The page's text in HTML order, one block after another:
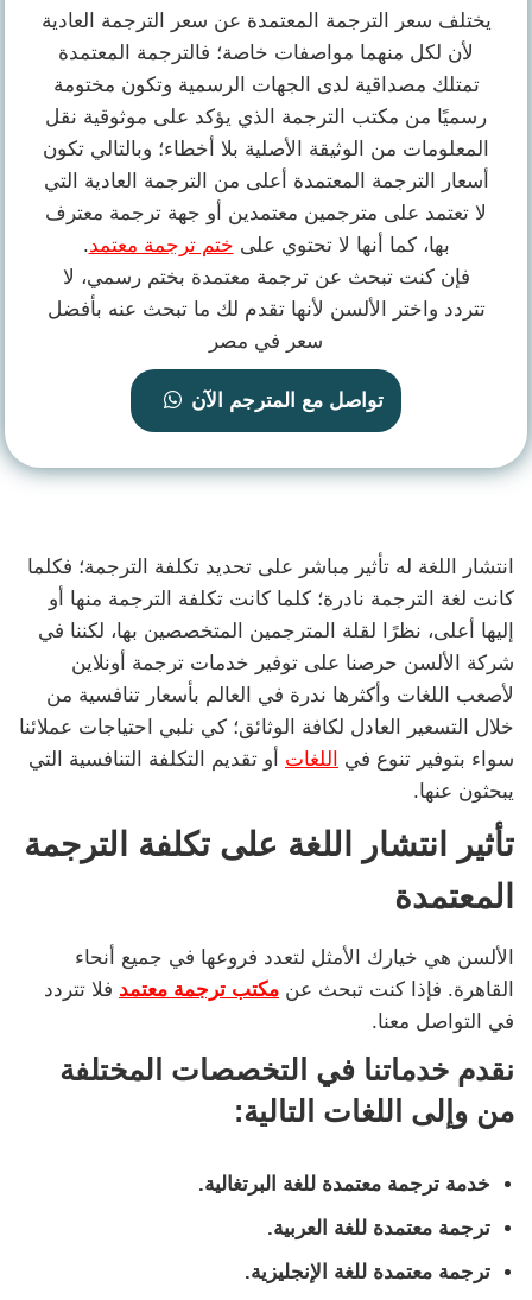
يختلف سعر الترجمة المعتمدة عن سعر الترجمة العادية
لأن لكل منهما مواصفات خاصة؛ فالترجمة المعتمدة
تمتلك مصداقية لدى الجهات الرسمية وتكون مختومة
رسميًا من مكتب الترجمة الذي يؤكد على موثوقية نقل
المعلومات من الوثيقة الأصلية بلا أخطاء؛ وبالتالي تكون
أسعار الترجمة المعتمدة أعلى من الترجمة العادية التي
لا تعتمد على مترجمين معتمدين أو جهة ترجمة معترف
بها، كما أنها لا تحتوي على ختم ترجمة معتمد.
فإن كنت تبحث عن ترجمة معتمدة بختم رسمي، لا
تتردد واختر الألسن لأنها تقدم لك ما تبحث عنه بأفضل
سعر في مصر
تواصل مع المترجم الآن
انتشار اللغة له تأثير مباشر على تحديد تكلفة الترجمة؛ فكلما
كانت لغة الترجمة نادرة؛ كلما كانت تكلفة الترجمة منها أو
إليها أعلى، نظرًا لقلة المترجمين المتخصصين بها، لكننا في
شركة الألسن حرصنا على توفير خدمات ترجمة أونلاين
لأصعب اللغات وأكثرها ندرة في العالم بأسعار تنافسية من
خلال التسعير العادل لكافة الوثائق؛ كي نلبي احتياجات عملائنا
سواء بتوفير تنوع في
اللغات أو تقديم التكلفة التنافسية التي
يبحثون عنها.
تأثير انتشار اللغة على تكلفة الترجمة
المعتمدة
الألسن هي خيارك الأمثل لتعدد فروعها في جميع أنحاء
القاهرة. فإذا كنت تبحث عن مكتب ترجمة معتمد فلا تتردد
في التواصل معنا.
نقدم خدماتنا في التخصصات المختلفة
من وإلى اللغات التالية:
خدمة ترجمة معتمدة للغة البرتغالية.
ترجمة معتمدة للغة العربية.
ترجمة معتمدة للغة الإنجليزية.